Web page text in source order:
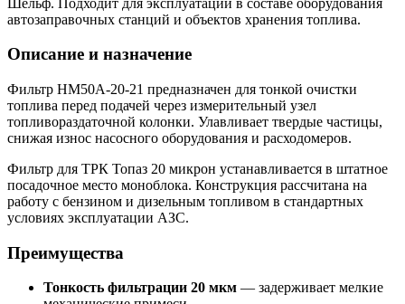
автозаправочных станций и объектов хранения топлива.
Описание и назначение
Фильтр НМ50А-20-21 предназначен для тонкой очистки
топлива перед подачей через измерительный узел
топливораздаточной колонки. Улавливает твердые частицы,
снижая износ насосного оборудования и расходомеров.
Фильтр для ТРК Топаз 20 микрон устанавливается в штатное
посадочное место моноблока. Конструкция рассчитана на
работу с бензином и дизельным топливом в стандартных
условиях эксплуатации АЗС.
Преимущества
Тонкость фильтрации 20 мкм — задерживает мелкие